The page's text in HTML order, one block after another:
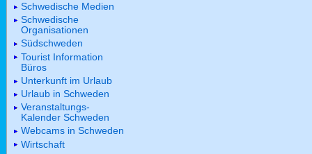
Schwedische Medien
Schwedische
Organisationen
Südschweden
Tourist Information
Büros
Unterkunft im Urlaub
Urlaub in Schweden
Veranstaltungs-
Kalender Schweden
Webcams in Schweden
Wirtschaft